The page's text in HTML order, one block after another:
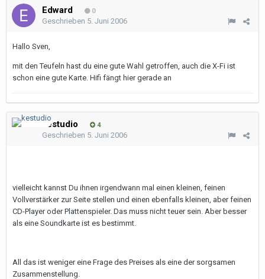
Edward 0
Geschrieben 5. Juni 2006
Hallo Sven,
mit den Teufeln hast du eine gute Wahl getroffen, auch die X-Fi ist
schon eine gute Karte. Hifi fängt hier gerade an
kestudio 4
Geschrieben 5. Juni 2006
vielleicht kannst Du ihnen irgendwann mal einen kleinen, feinen
Vollverstärker zur Seite stellen und einen ebenfalls kleinen, aber feinen
CD-Player oder Plattenspieler. Das muss nicht teuer sein. Aber besser
als eine Soundkarte ist es bestimmt.
All das ist weniger eine Frage des Preises als eine der sorgsamen
Zusammenstellung.